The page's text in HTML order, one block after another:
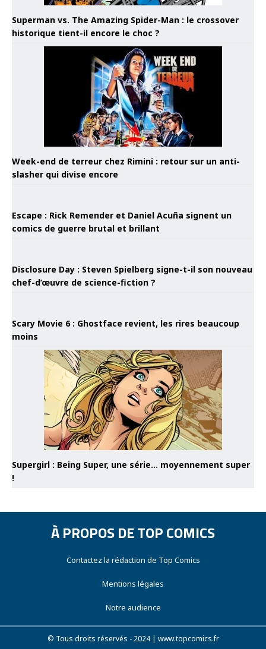
Superman vs. The Amazing Spider-Man : le crossover
historique tient-il encore le choc ?
Week-end de terreur chez Rimini : retour sur un anti-
slasher qui divise encore
Disclosure Day : Steven Spielberg signe-t-il son nouveau
Scary Movie 6 : Ghostface revient, les rires beaucoup